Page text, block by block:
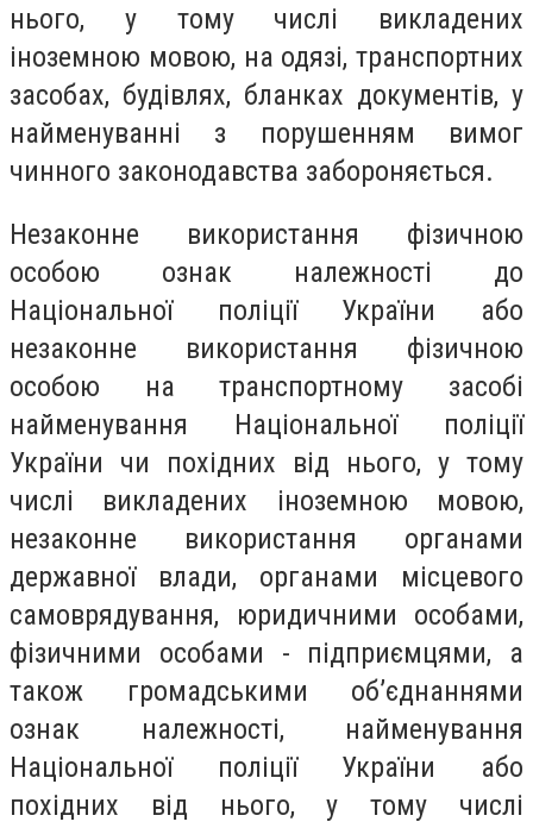
нього, у тому числі викладених
іноземною мовою, на одязі, транспортних
засобах, будівлях, бланках документів, у
найменуванні з порушенням вимог
чинного законодавства забороняється.
Незаконне використання фізичною
особою ознак належності до
Національної поліції України або
незаконне використання фізичною
особою на транспортному засобі
найменування Національної поліції
України чи похідних від нього, у тому
числі викладених іноземною мовою,
незаконне використання органами
державної влади, органами місцевого
самоврядування, юридичними особами,
фізичними особами - підприємцями, а
також громадськими об’єднаннями
ознак належності, найменування
Національної поліції України або
похідних від нього, у тому числі